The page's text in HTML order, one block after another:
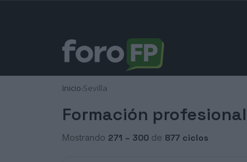
Inicio›Sevilla
Formación
Mostrando 271 – 300 de 877 ciclos